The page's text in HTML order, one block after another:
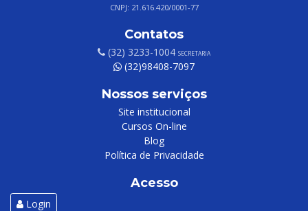
CNPJ: 21.616.420/0001-77
Contatos
(32) 3233-1004 SECRETARIA
(32)98408-7097
Nossos serviços
Site institucional
Cursos On-line
Blog
Política de Privacidade
Acesso
Login